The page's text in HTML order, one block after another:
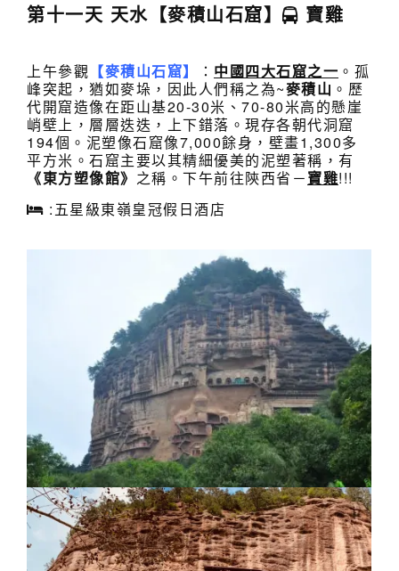
第十一天 天水【麥積山石窟】 寶雞
上午參觀 【麥積山石窟】 ： 中國四大石窟之一 。孤
峰突起，猶如麥垛，因此人們稱之為~麥積山 。歷
代開窟造像在距山基20-30米、70-80米高的懸崖
峭壁上，層層迭迭，上下錯落。現存各朝代洞窟
194個。泥塑像石窟像7,000餘身，壁畫1,300多
平方米。石窟主要以其精細優美的泥塑著稱，有
《東方塑像館》 之稱。下午前往陝西省－寶雞!!!
:五星級東嶺皇冠假日酒店